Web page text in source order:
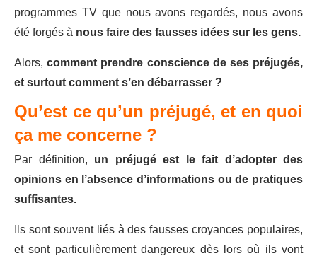
programmes TV que nous avons regardés, nous avons
été forgés à nous faire des fausses idées sur les gens.
Alors,comment prendre conscience de ses préjugés,
et surtout comment s’en débarrasser ?
Qu’est ce qu’un préjugé, et en quoi
ça me concerne ?
Par définition, un préjugé est le fait d’adopter des
opinions en l’absence d’informations ou de pratiques
suffisantes.
Ils sont souvent liés à des fausses croyances populaires,
et sont particulièrement dangereux dès lors où ils vont